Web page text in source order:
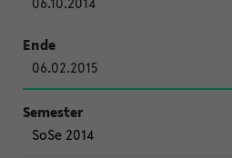
06.02.2015
SoSe 2014